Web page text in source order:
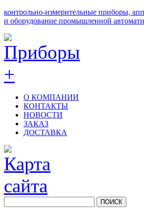
контрольно-измерительные приборы,
и оборудование промышленной
О КОМПАНИИ
КОНТАКТЫ
НОВОСТИ
ЗАКАЗ
ДОСТАВКА